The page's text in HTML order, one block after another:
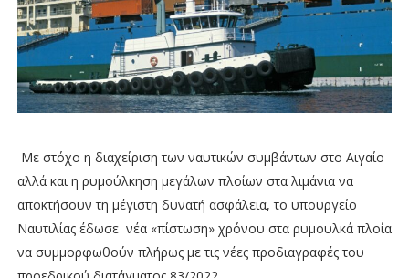
Με στόχο η διαχείριση των ναυτικών συμβάντων στο Αιγαίο
αλλά και η ρυμούλκηση μεγάλων πλοίων στα λιμάνια να
αποκτήσουν τη μέγιστη δυνατή ασφάλεια, το υπουργείο
Ναυτιλίας έδωσε νέα «πίστωση» χρόνου στα ρυμουλκά πλοία
να συμμορφωθούν πλήρως με τις νέες προδιαγραφές του